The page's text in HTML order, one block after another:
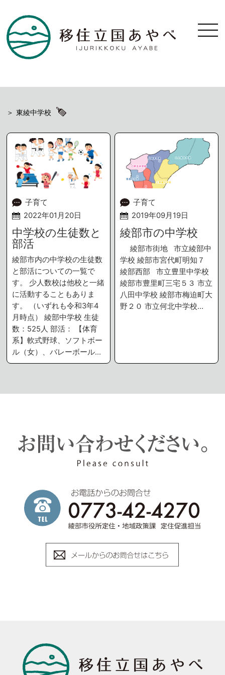
東綾中学校
子育て
2022年01月20日
中学校の生徒数と
部活
綾部市内の中学校の生徒数
と部活についての一覧で
す。 少人数校は他校と一緒
に活動することもありま
す。 （いずれも令和3年4
月時点） 綾部中学校 生徒
数：525人 部活： 【体育
系】軟式野球、ソフトボー
ル（女）、バレーボール…
子育て
2019年09月19日
綾部市の中学校
綾部市街地 市立綾部中
学校 綾部市宮代町明知７
綾部西部 市立豊里中学校
綾部市豊里町三宅５３ 市立
八田中学校 綾部市梅迫町大
野２０ 市立何北中学校…